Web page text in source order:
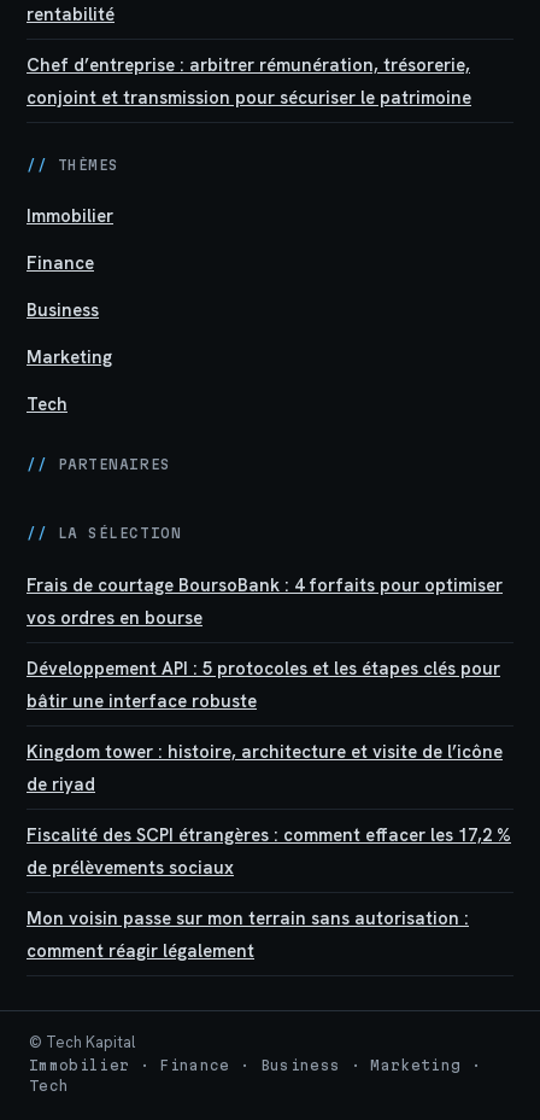
rentabilité
Chef d’entreprise : arbitrer rémunération, trésorerie,
conjoint et transmission pour sécuriser le patrimoine
// THÈMES
Immobilier
Finance
Business
Marketing
Tech
// PARTENAIRES
// LA SÉLECTION
Frais de courtage BoursoBank : 4 forfaits pour optimiser
vos ordres en bourse
Développement API : 5 protocoles et les étapes clés pour
bâtir une interface robuste
Kingdom tower : histoire, architecture et visite de l’icône
de riyad
Fiscalité des SCPI étrangères : comment effacer les 17,2 %
de prélèvements sociaux
Mon voisin passe sur mon terrain sans autorisation :
comment réagir légalement
© Tech Kapital
Immobilier · Finance · Business · Marketing ·
Tech